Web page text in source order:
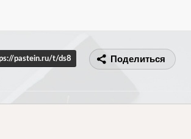
pastein.ru/t/ds8 Поделиться